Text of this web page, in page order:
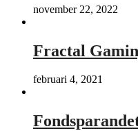
november 22, 2022
Fractal
februari 4, 2021